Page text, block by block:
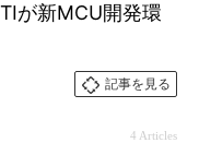
が新MCU開発環
記事を見る
4 Articles